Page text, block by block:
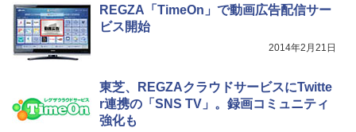
REGZA「TimeOn」で動画広告配信サー
ビス開始
2014年2月21日
東芝、REGZAクラウドサービスにTwitte
r連携の「SNS TV」。録画コミュニティ
強化も